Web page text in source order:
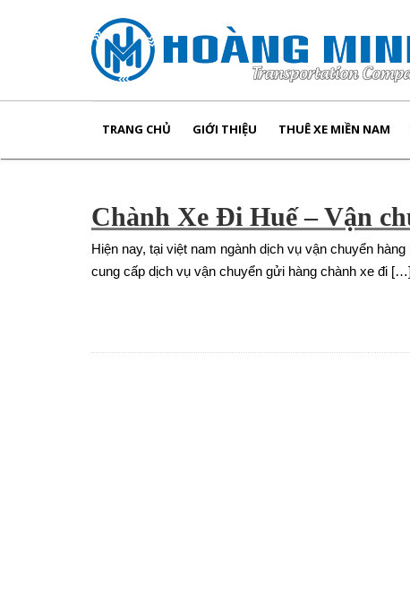
TRANG CHỦ GIỚI THIỆU THUÊ XE MIỀN NAM
Chành Xe Đi Huế – Vận
Hiện nay, tại việt nam ngành dịch vụ vận chuyển
cung cấp dịch vụ vận chuyển gửi hàng chành xe đi